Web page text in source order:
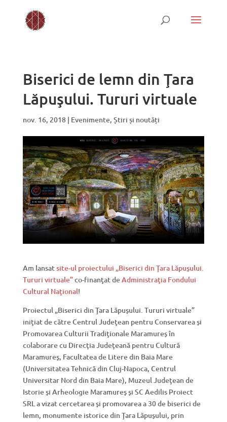
Biserici de lemn din Ţara
Lăpuşului. Tururi virtuale
nov. 16, 2018| Evenimente, Știri și noutăți
Am lansatsite-ul proiectului „Biserici din Ţara Lăpuşului.
Tururi virtuale”co-finanţat deAdministraţia Fondului
Cultural Naţional!
Proiectul „Biserici din Ţara Lăpuşului. Tururi virtuale”
iniţiat de către Centrul Judeţean pentru Conservarea şi
Promovarea Culturii Tradiţionale Maramureş în
colaborare cu Direcţia Judeţeană pentru Cultură
Maramureş, Facultatea de Litere din Baia Mare
(Universitatea Tehnică din Cluj-Napoca, Centrul
Universitar Nord din Baia Mare), Muzeul Judeţean de
Istorie şi Arheologie Maramureş şi SC Aedilis Proiect
SRL a vizat cercetarea şi promovarea a 30 de biserici de
lemn, monumente istorice din Ţara Lăpuşului, prin